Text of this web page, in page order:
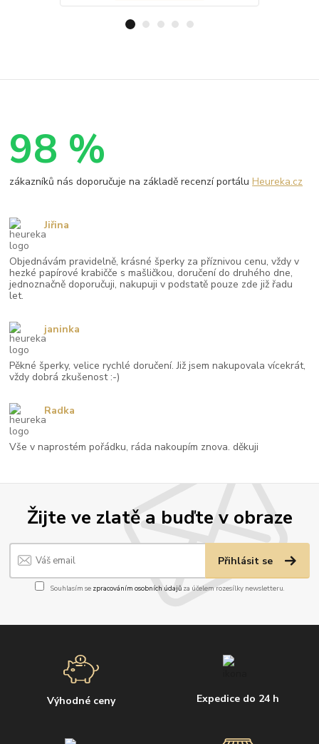
Žijte ve zlatě a buďte v obraze
Přihlásit se
Souhlasím se zpracováním osobních údajůza účelem rozesílky newsletteru.
Výhodné ceny Expedice do 24 h
98 %
zákazníků nás doporučuje na základě recenzí portáluHeureka.cz
Objednávám pravidelně, krásné šperky za příznivou cenu, vždy v
hezké papírové krabičče s mašličkou, doručení do druhého dne,
jednoznačně doporučuji, nakupuji v podstatě pouze zde již řadu
let.
Jiřina
Pěkné šperky, velice rychlé doručení. Již jsem nakupovala vícekrát,
vždy dobrá zkušenost :-)
janinka
Vše v naprostém pořádku, ráda nakoupím znova. děkuji
Radka